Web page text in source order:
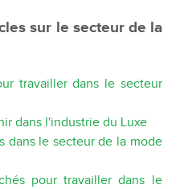
sur le secteur de la
travailler dans le secteur
dans l'industrie du Luxe
dans le secteur de la mode
pour travailler dans le